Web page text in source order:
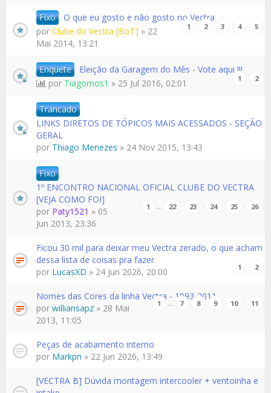
Fixo O que eu gosto e não gosto no Vectra
1 2 3 4 5
por Clube do Vectra [BoT] » 22
Mai 2014, 13:21
Enquete Eleição da Garagem do Mês - Vote aqui !!!
1 2
por Tiagomos1 » 25 Jul 2016, 02:01
Trancado
LINKS DIRETOS DE TÓPICOS MAIS ACESSADOS - SEÇÃO
GERAL
por Thiago Menezes » 24 Nov 2015, 13:43
Fixo
1º ENCONTRO NACIONAL OFICIAL CLUBE DO VECTRA
[VEJA COMO FOI]
1 … 22 23 24 25 26
por Paty1521 » 05
Jun 2013, 23:36
Ficou 30 mil para deixar meu Vectra zerado, o que acham
dessa lista de coisas pra fazer
1 2
por LucasXD » 24 Jun 2026, 20:00
Nomes das Cores da linha Vectra - 1993-2011
1 … 7 8 9 10 11
por williansapz » 28 Mai
2013, 11:05
Peças de acabamento interno
por Markpn » 22 Jun 2026, 13:49
[VECTRA B] Dúvida montagem intercooler + ventoinha e